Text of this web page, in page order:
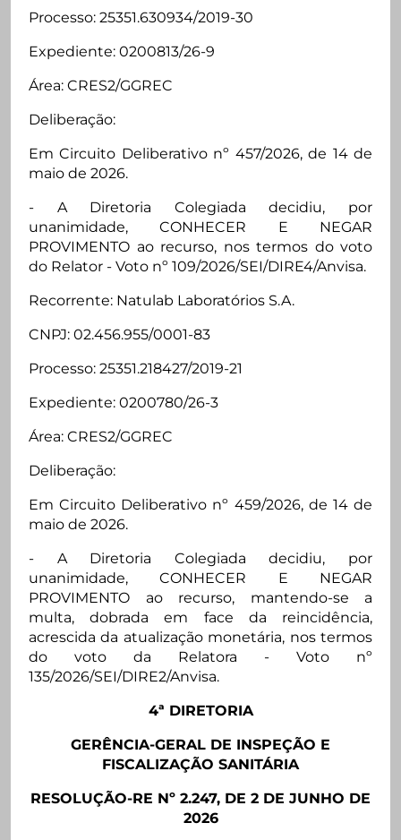
Processo: 25351.630934/2019-30
Expediente: 0200813/26-9
Área: CRES2/GGREC
Deliberação:
Em Circuito Deliberativo nº 457/2026, de 14 de
maio de 2026.
- A Diretoria Colegiada decidiu, por
unanimidade, CONHECER E NEGAR
PROVIMENTO ao recurso, nos termos do voto
do Relator - Voto nº 109/2026/SEI/DIRE4/Anvisa.
Recorrente: Natulab Laboratórios S.A.
CNPJ: 02.456.955/0001-83
Processo: 25351.218427/2019-21
Expediente: 0200780/26-3
Área: CRES2/GGREC
Deliberação:
Em Circuito Deliberativo nº 459/2026, de 14 de
maio de 2026.
- A Diretoria Colegiada decidiu, por
unanimidade, CONHECER E NEGAR
PROVIMENTO ao recurso, mantendo-se a
multa, dobrada em face da reincidência,
acrescida da atualização monetária, nos termos
do voto da Relatora - Voto nº
135/2026/SEI/DIRE2/Anvisa.
4ª DIRETORIA
GERÊNCIA-GERAL DE INSPEÇÃO E
FISCALIZAÇÃO SANITÁRIA
RESOLUÇÃO-RE Nº 2.247, DE 2 DE JUNHO DE
2026